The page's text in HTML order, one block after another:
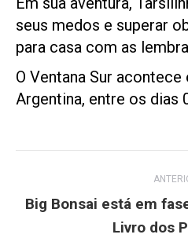
seus medos e superar
para casa com as
O Ventana Sur
Argentina, entre os dias
de
Big Bonsai está em
Livro dos